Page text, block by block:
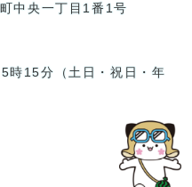
中央一丁目1番1号
時15分（土日・祝日・年